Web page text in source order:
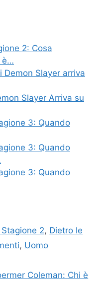
2: Cosa
è…
Slayer arriva
Slayer Arriva su
3: Quando
3: Quando
3: Quando
2, Dietro le
, Uomo
Coleman: Chi è